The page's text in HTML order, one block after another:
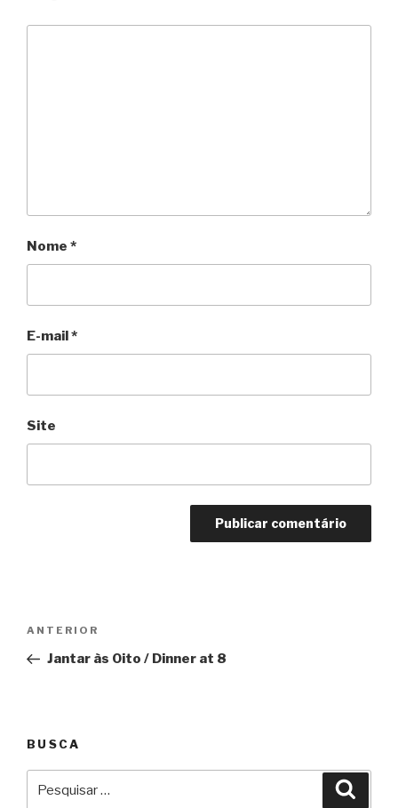
Nome *
E-mail *
Site
Post
Anterior
ANTERIOR
Jantar às Oito / Dinner at 8
BUSCA